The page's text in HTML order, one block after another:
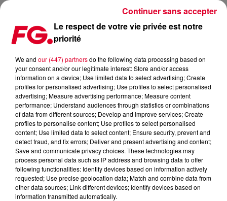
MIX : DAN MARCIANO
Le respect de votre vie privée est notre
priorité
We and our (447) partnersdo the following data processing based on
your consent and/or our legitimate interest: Store and/or access
information on a device; Use limited data to select advertising; Create
profiles for personalised advertising; Use profiles to select personalised
advertising; Measure advertising performance; Measure content
performance; Understand audiences through statistics or combinations
of data from different sources; Develop and improve services; Create
profiles to personalise content; Use profiles to select personalised
content; Use limited data to select content; Ensure security, prevent and
detect fraud, and fix errors; Deliver and present advertising and content;
Save and communicate privacy choices. These technologies may
process personal data such as IP address and browsing data to offer
following functionalities: Identify devices based on information actively
requested; Use precise geolocation data; Match and combine data from
other data sources; Link different devices; Identify devices based on
information transmitted automatically.
Continuer sans accepter